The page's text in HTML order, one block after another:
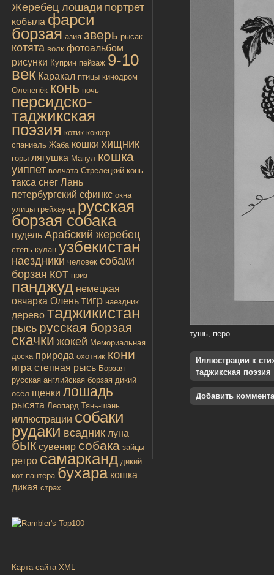
Жеребец лошади портрет
кобыла фарси
борзая азия зверь рысак
котята волк фотоальбом
рисунки Куприн пейзаж 9-10
век Каракал птицы кинодром
Олененёк конь ночь
персидско-
таджикская
поэзия котик коккер
спаниель Жаба кошки хищник
горы лягушка Манул кошка
уиппет волчата Стрелецкий конь
такса снег Лань
петербургский сфинкс окна
улицы грейхаунд русская
борзая собака
пудель Арабский жеребец
степь кулан узбекистан
наездники человек собаки
борзая кот приз
панджуд немецкая
овчарка Олень тигр наездник
дерево таджикистан
рысь русская борзая
скачки жокей Мемориальная
доска природа охотник кони
игра степная рысь Борзая
русская английская борзая дикий
осёл щенки лошадь
рысята Леопард Тянь-шань
иллюстрации собаки
рудаки всадник луна
бык сувенир собака зайцы
ретро самарканд дикий
кот пантера бухара кошка
дикая страх
Карта сайта XML
тушь, перо
Иллюстрации к
таджикская поэзия
Добавить